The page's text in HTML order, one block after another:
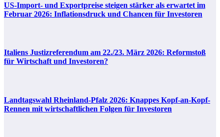
US-Import- und Exportpreise steigen stärker als erwartet im
Februar 2026: Inflationsdruck und Chancen für Investoren
Italiens Justizreferendum am 22./23. März 2026: Reformstoß
für Wirtschaft und Investoren?
Landtagswahl Rheinland-Pfalz 2026: Knappes Kopf-an-Kopf-
Rennen mit wirtschaftlichen Folgen für Investoren